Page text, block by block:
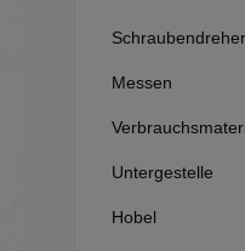
Messen
Untergestelle
Hobel